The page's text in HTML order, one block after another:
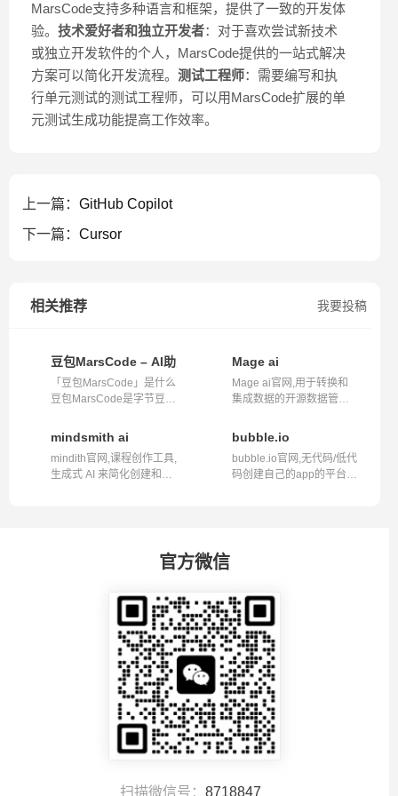
MarsCode支持多种语言和框架，提供了一致的开发体
验。 技术爱好者和独立开发者：对于喜欢尝试新技术
或独立开发软件的个人，MarsCode提供的一站式解决
方案可以简化开发流程。 测试工程师：需要编写和执
行单元测试的测试工程师，可以用MarsCode扩展的单
元测试生成功能提高工作效率。
上一篇： GitHub Copilot
下一篇： Cursor
我要投稿
相关推荐
豆包MarsCode – AI助力的高效编程助手
「豆包MarsCode」是什么
豆包MarsCode是字节豆包
Mage ai
Mage ai官网,用于转换和
集成数据的开源数据管道
mindsmith ai
mindith官网,课程创作工具,
生成式 AI 来简化创建和共
bubble.io
bubble.io官网,无代码/低代
码创建自己的app的平台网
官方微信
扫描微信号： 8718847